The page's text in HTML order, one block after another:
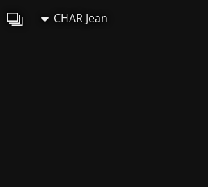
CHAR Jean